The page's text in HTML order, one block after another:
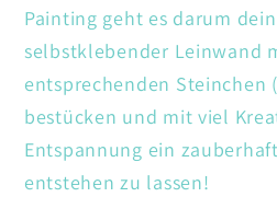
Painting geht es darum
selbstklebender Leinwand
entsprechenden Steinchen
bestücken und mit viel
Entspannung ein
entstehen zu lassen!